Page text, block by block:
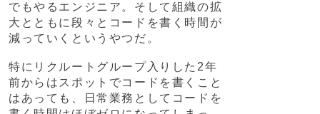
でもやるエンジニア。そして組織の拡
大とともに段々とコードを書く時間が
減っていくというやつだ。
特にリクルートグループ入りした2年
前からはスポットでコードを書くこと
はあっても、日常業務としてコードを